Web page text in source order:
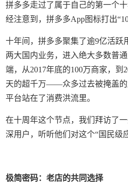
拼多多走过了属于自己的第一个
经注意到，拼多多App图标打出
十年间，拼多多聚集了逾9亿活跃
两大国内业务，进入绝大多数普
端，从2017年底的100万商家，到
天的超千万——众多过去被掩盖
平台站在了消费洪流里。
在十周年这个节点，我们拜访了
深用户，听听他们对这个“国民级
极简密码：老店的共同选择